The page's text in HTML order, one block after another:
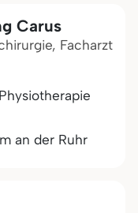
Carus
Facharzt
an der Ruhr